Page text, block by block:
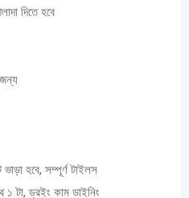
দিতে হবে
জন্য
হবে, সম্পূর্ণ টাইলস
১ টা, ড্রইং কাম ডাইনিং